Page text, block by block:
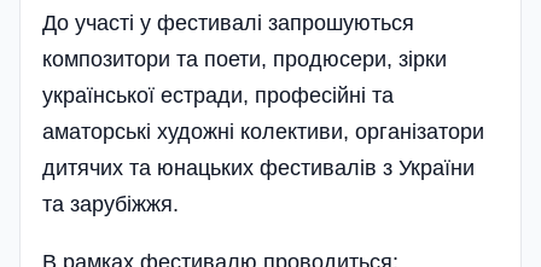
До участі у фестивалі запрошуються
композитори та поети, продюсери, зірки
української естради, професійні та
аматорські художні колективи, організатори
дитячих та юнацьких фестивалів з України
та зарубіжжя.
В рамках фестивалю проводиться: